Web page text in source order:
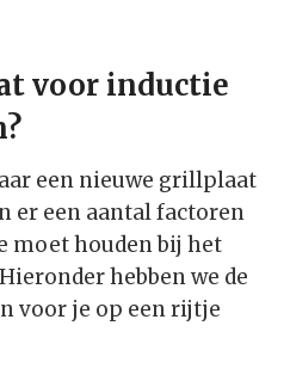
voor inductie
een nieuwe grillplaat
er een aantal factoren
moet houden bij het
hebben we de
voor je op een rijtje